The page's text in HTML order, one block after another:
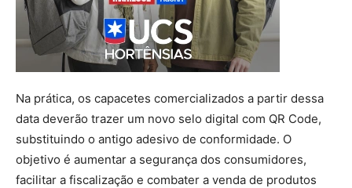
Na prática, os capacetes comercializados a partir dessa
data deverão trazer um novo selo digital com QR Code,
substituindo o antigo adesivo de conformidade. O
objetivo é aumentar a segurança dos consumidores,
facilitar a fiscalização e combater a venda de produtos